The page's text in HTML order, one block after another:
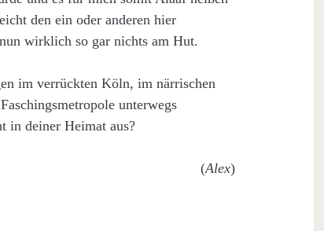
den ein oder anderen hier
wirklich so gar nichts am Hut.
im verrückten Köln, im närrischen
unterwegs
in deiner Heimat aus?
(Alex)